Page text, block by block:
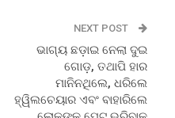
NEXT POST
ଭାଗ୍ୟ ଛଡ଼ାଇ ନେଲା ଦୁଇ
ଗୋଡ଼, ତଥାପି ହାର
ମାନିନଥିଲେ, ଧରିଲେ
ହ୍ୱିଲଚେୟାର ଏବଂ ବାହାରିଲେ